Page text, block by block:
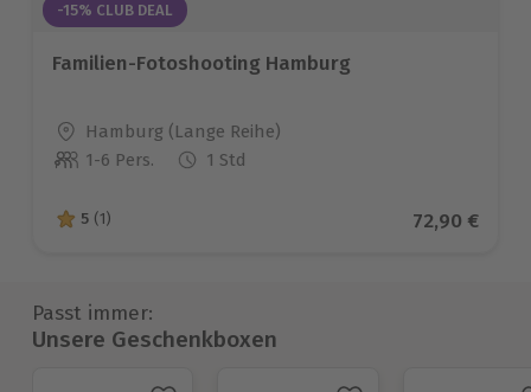
-15% CLUB DEAL
Familien-Fotoshooting Hamburg
Standort
Hamburg (Lange Reihe)
Anzahl der Teilnehmer
1-6 Pers. 1 Std
5 von 5 Sternen basierend auf 1 Bewertungen
5 (1) Aktueller
72,90 €
Passt immer:
Unsere Geschenkboxen